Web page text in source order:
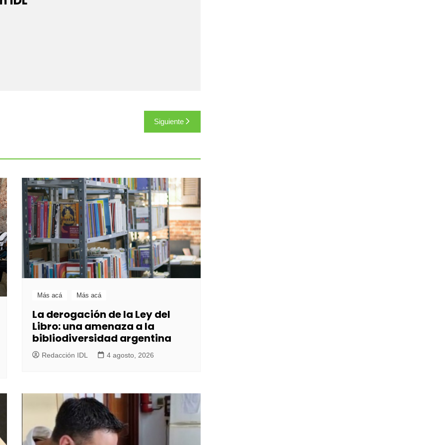
Siguiente
Más acá Más acá
La derogación de la Ley del
Libro: una amenaza a la
bibliodiversidad argentina
Redacción IDL 4 agosto, 2026